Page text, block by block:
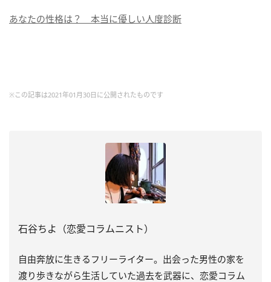
あなたの性格は？ 本当に優しい人度診断
※この記事は2021年01月30日に公開されたものです
石谷ちよ（恋愛コラムニスト）
自由奔放に生きるフリーライター。出会った男性の家を
渡り歩きながら生活していた過去を武器に、恋愛コラム